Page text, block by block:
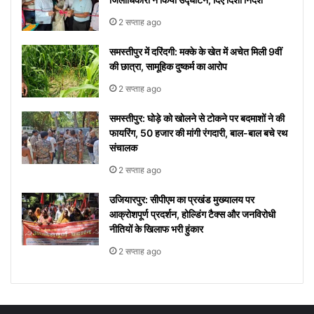
2 सप्ताह ago
समस्तीपुर में दरिंदगी: मक्के के खेत में अचेत मिली 9वीं
की छात्रा, सामूहिक दुष्कर्म का आरोप
2 सप्ताह ago
समस्तीपुर: घोड़े को खोलने से टोकने पर बदमाशों ने की
फायरिंग, 50 हजार की मांगी रंगदारी, बाल-बाल बचे रथ
संचालक
2 सप्ताह ago
उजियारपुर: सीपीएम का प्रखंड मुख्यालय पर
आक्रोशपूर्ण प्रदर्शन, होल्डिंग टैक्स और जनविरोधी
नीतियों के खिलाफ भरी हुंकार
2 सप्ताह ago